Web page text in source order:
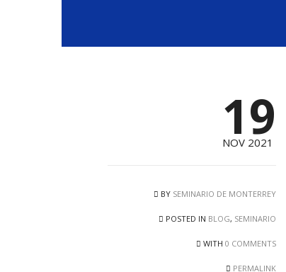
19
NOV 2021
BY SEMINARIO DE MONTERREY
POSTED IN BLOG, SEMINARIO
WITH 0 COMMENTS
PERMALINK